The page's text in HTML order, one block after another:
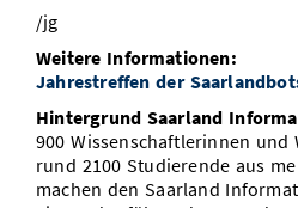
/jg
Weitere Informationen:
Jahrestreffen der
Hintergrund Saarland
900 Wissenschaftlerinnen und
rund 2100 Studierende aus
machen den Saarland